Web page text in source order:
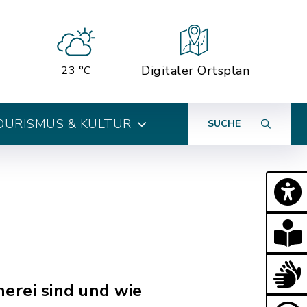
23 °C Digitaler Ortsplan
& KULTUR SUCHE
sind und wie